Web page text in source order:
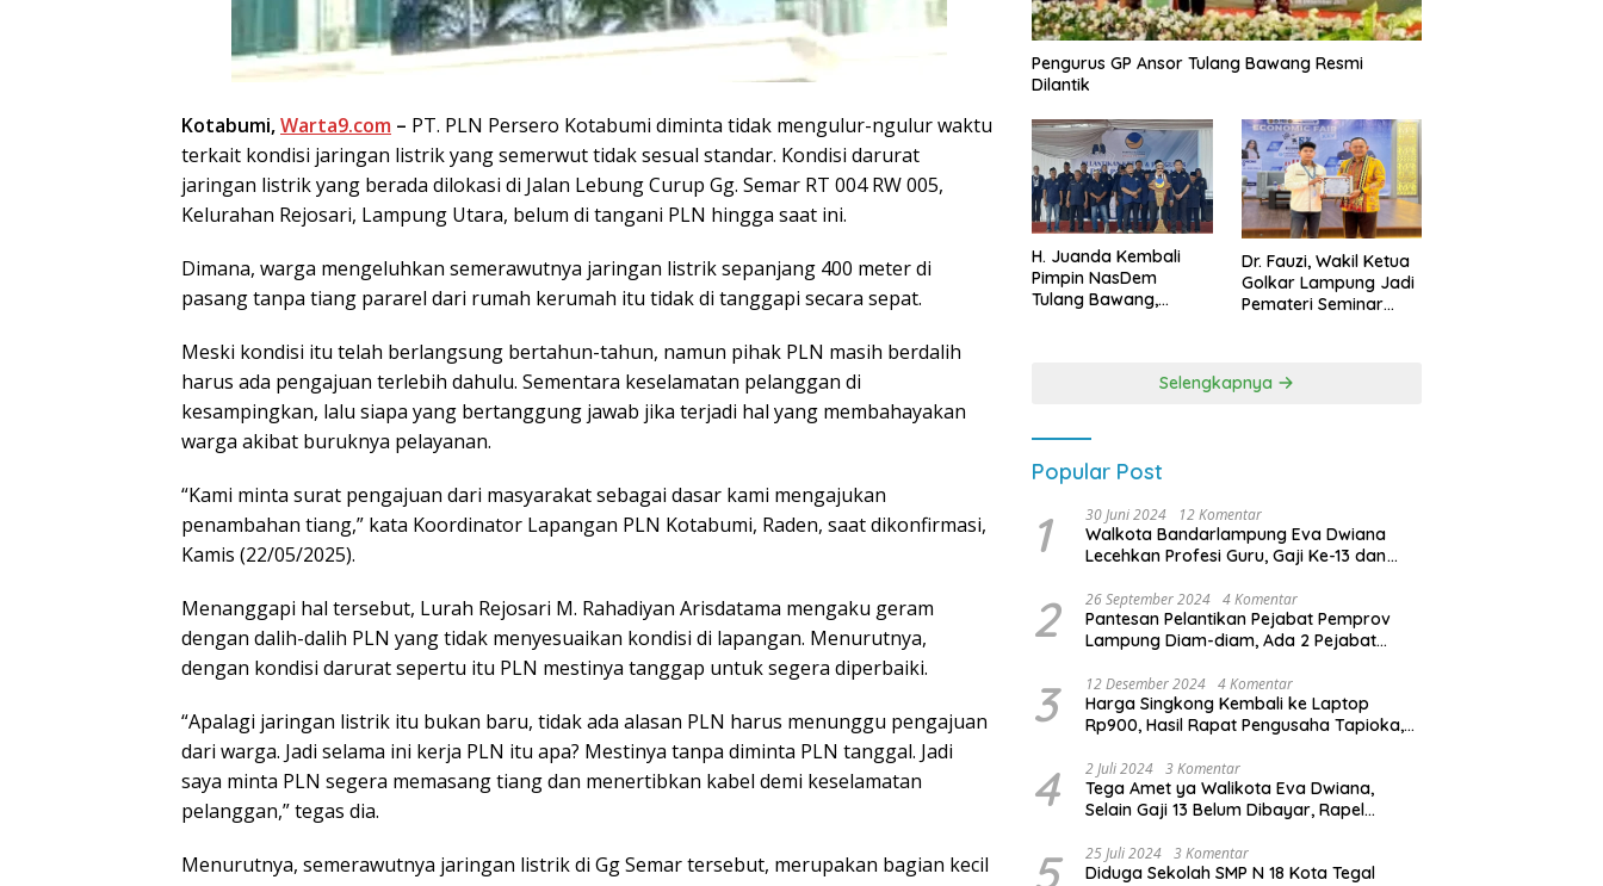
Kotabumi,Warta9.com – PT. PLN Persero Kotabumi diminta tidak mengulur-ngulur waktu
terkait kondisi jaringan listrik yang semerwut tidak sesual standar. Kondisi darurat
jaringan listrik yang berada dilokasi di Jalan Lebung Curup Gg. Semar RT 004 RW 005,
Kelurahan Rejosari, Lampung Utara, belum di tangani PLN hingga saat ini.
Dimana, warga mengeluhkan semerawutnya jaringan listrik sepanjang 400 meter di
pasang tanpa tiang pararel dari rumah kerumah itu tidak di tanggapi secara sepat.
Meski kondisi itu telah berlangsung bertahun-tahun, namun pihak PLN masih berdalih
harus ada pengajuan terlebih dahulu. Sementara keselamatan pelanggan di
kesampingkan, lalu siapa yang bertanggung jawab jika terjadi hal yang membahayakan
warga akibat buruknya pelayanan.
“Kami minta surat pengajuan dari masyarakat sebagai dasar kami mengajukan
penambahan tiang,” kata Koordinator Lapangan PLN Kotabumi, Raden, saat dikonfirmasi,
Kamis (22/05/2025).
Menanggapi hal tersebut, Lurah Rejosari M. Rahadiyan Arisdatama mengaku geram
dengan dalih-dalih PLN yang tidak menyesuaikan kondisi di lapangan. Menurutnya,
dengan kondisi darurat sepertu itu PLN mestinya tanggap untuk segera diperbaiki.
“Apalagi jaringan listrik itu bukan baru, tidak ada alasan PLN harus menunggu pengajuan
dari warga. Jadi selama ini kerja PLN itu apa? Mestinya tanpa diminta PLN tanggal. Jadi
saya minta PLN segera memasang tiang dan menertibkan kabel demi keselamatan
pelanggan,” tegas dia.
Menurutnya, semerawutnya jaringan listrik di Gg Semar tersebut, merupakan bagian kecil
Pengurus GP Ansor Tulang Bawang Resmi
Dilantik
H. Juanda Kembali
Pimpin NasDem
Tulang Bawang,
Dr. Fauzi, Wakil Ketua
Golkar Lampung Jadi
Pemateri Seminar
Kebangsaan
Selengkapnya
Popular Post
1 30 Juni 2024 12 Komentar
Walkota Bandarlampung Eva Dwiana
Lecehkan Profesi Guru, Gaji Ke-13 dan
2 26 September 2024 4 Komentar
Pantesan Pelantikan Pejabat Pemprov
Lampung Diam-diam, Ada 2 Pejabat
3 12 Desember 2024 4 Komentar
Harga Singkong Kembali ke Laptop
Rp900, Hasil Rapat Pengusaha Tapioka,
Lampung
4 2 Juli 2024 3 Komentar
Tega Amet ya Walikota Eva Dwiana,
Selain Gaji 13 Belum Dibayar, Rapel
Dibayar
5 25 Juli 2024 3 Komentar
Diduga Sekolah SMP N 18 Kota Tegal